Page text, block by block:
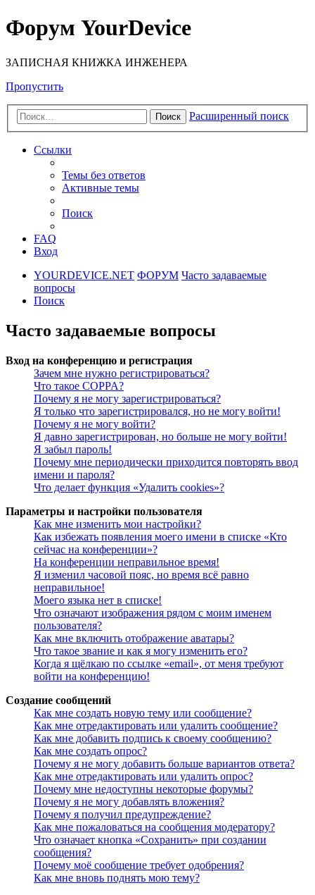
Форум YourDevice
ЗАПИСНАЯ КНИЖКА ИНЖЕНЕРА
Пропустить
Поиск Расширенный поиск
Ссылки
Темы без ответов
Активные темы
Поиск
FAQ
Вход
YOURDEVICE.NET ФОРУМ Часто задаваемые
вопросы
Поиск
Часто задаваемые вопросы
Вход на конференцию и регистрация
Зачем мне нужно регистрироваться?
Что такое COPPA?
Почему я не могу зарегистрироваться?
Я только что зарегистрировался, но не могу войти!
Почему я не могу войти?
Я давно зарегистрирован, но больше не могу войти!
Я забыл пароль!
Почему мне периодически приходится повторять ввод
имени и пароля?
Что делает функция «Удалить cookies»?
Параметры и настройки пользователя
Как мне изменить мои настройки?
Как избежать появления моего имени в списке «Кто
сейчас на конференции»?
На конференции неправильное время!
Я изменил часовой пояс, но время всё равно
неправильное!
Моего языка нет в списке!
Что означают изображения рядом с моим именем
пользователя?
Как мне включить отображение аватары?
Что такое звание и как я могу изменить его?
Когда я щёлкаю по ссылке «email», от меня требуют
войти на конференцию!
Создание сообщений
Как мне создать новую тему или сообщение?
Как мне отредактировать или удалить сообщение?
Как мне добавить подпись к своему сообщению?
Как мне создать опрос?
Почему я не могу добавить больше вариантов ответа?
Как мне отредактировать или удалить опрос?
Почему мне недоступны некоторые форумы?
Почему я не могу добавлять вложения?
Почему я получил предупреждение?
Как мне пожаловаться на сообщения модератору?
Что означает кнопка «Сохранить» при создании
сообщения?
Почему моё сообщение требует одобрения?
Как мне вновь поднять мою тему?